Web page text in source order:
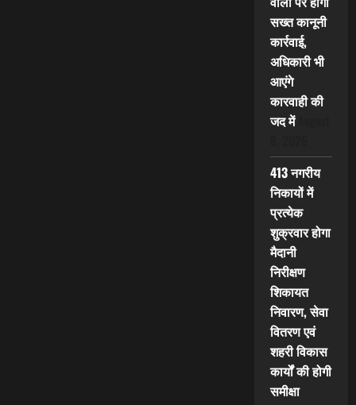
सख्त कानूनी
कार्रवाई,
अधिकारी भी
आएंगे
कारवाही की
जद में
413 नगरीय
निकायों में
प्रत्येक
शुक्रवार होगा
मैदानी
निरीक्षण
शिकायत
निवारण, सेवा
वितरण एवं
शहरी विकास
कार्यों की होगी
समीक्षा